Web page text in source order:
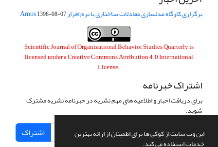
این وب سایت از کوکی ها برای اطمینان از ارائه بهترین
خدمات استفاده می کند.
برگزاری کارگاه مدلسازی معادلات ساختاری با نرم افزار Amos1398-08-07
Scientific Journal of Organizational Behavior Studies Quarterly is
licensed under aCreative Commons Attribution 4.0 International
License.
اشتراک خبرنامه
برای دریافت اخبار و اطلاعیه های مهم نشریه در خبرنامه نشریه مشترک
شوید.
اشتراک